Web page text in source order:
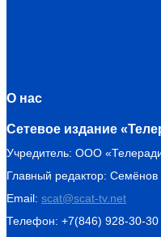
О нас
Сетевое издание
Учредитель: ООО
Главный редактор:
Email: scat@scat-tv.net
Телефон: +7(846) 928-30-30